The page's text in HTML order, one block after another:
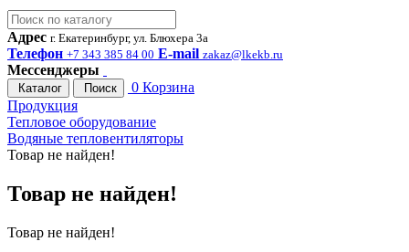
Адрес г. Екатеринбург, ул. Блюхера 3а
Телефон +7 343 385 84 00 E-mail zakaz@lkekb.ru
Мессенджеры
Каталог Поиск 0 Корзина
Продукция
Тепловое оборудование
Водяные тепловентиляторы
Товар не найден!
Товар не найден!
Товар не найден!